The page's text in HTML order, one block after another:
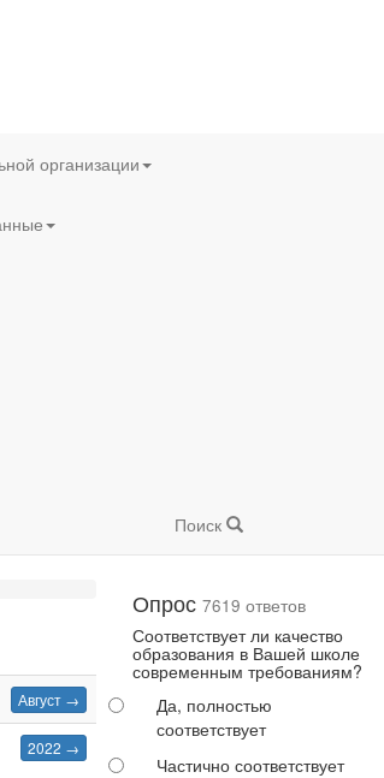
организации
Поиск
Август →
2022 →
Опрос 7619 ответов
Соответствует ли качество
образования в Вашей школе
современным требованиям?
Да, полностью
соответствует
Частично соответствует